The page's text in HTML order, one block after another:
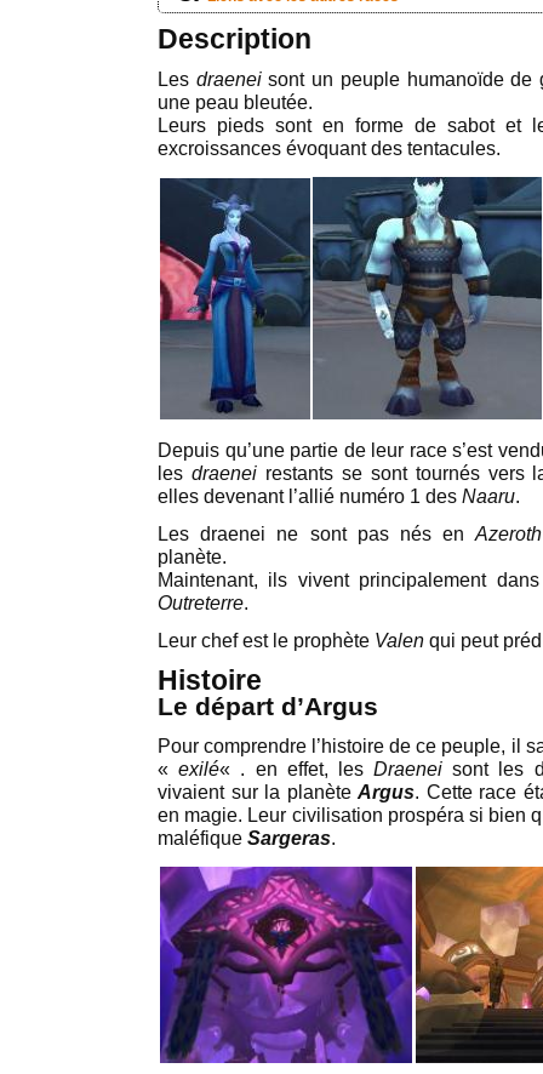
Description
Les draeneisont un peuple humanoïde de
une peau bleutée.
Leurs pieds sont en forme de sabot et
excroissances évoquant des tentacules.
Depuis qu’une partie de leur race s’est
les draeneirestants se sont tournés vers
elles devenant l’allié numéro 1 des Naaru.
Les draenei ne sont pas nés enAzeroth
planète.
Maintenant, ils vivent principalement
Outreterre.
Leur chef est le prophète Valen qui peut
Histoire
Le départ d’Argus
Pour comprendre l’histoire de ce peuple, il
«exilé« . en effet, lesDraenei sont les
vivaient sur la planèteArgus. Cette race
en magie. Leur civilisation prospéra si bien
maléfique Sargeras.